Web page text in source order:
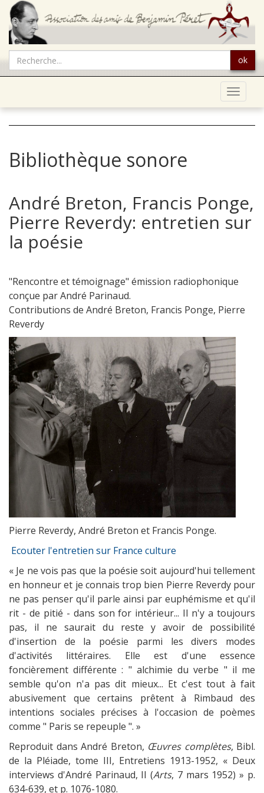
ok
Toggle
Bibliothèque sonore
André Breton, Francis Ponge,
Pierre Reverdy: entretien sur
la poésie
"Rencontre et témoignage" émission radiophonique
conçue par André Parinaud.
Contributions de André Breton, Francis Ponge, Pierre
Reverdy
Pierre Reverdy, André Breton et Francis Ponge.
Ecouter l'entretien sur France culture
« Je ne vois pas que la poésie soit aujourd'hui tellement
en honneur et je connais trop bien Pierre Reverdy pour
ne pas penser qu'il parle ainsi par euphémisme et qu'il
rit - de pitié - dans son for intérieur... Il n'y a toujours
pas, il ne saurait du reste y avoir de possibilité
d'insertion de la poésie parmi les divers modes
d'activités littéraires. Elle est d'une essence
foncièrement différente : " alchimie du verbe " il me
semble qu'on n'a pas dit mieux... Et c'est tout à fait
abusivement que certains prêtent à Rimbaud des
intentions sociales précises à l'occasion de poèmes
comme " Paris se repeuple ". »
Reproduit dans André Breton, Œuvres complètes, Bibl.
de la Pléiade, tome III, Entretiens 1913-1952, « Deux
interviews d'André Parinaud, II (Arts, 7 mars 1952) » p.
634-639, et p. 1076-1080.